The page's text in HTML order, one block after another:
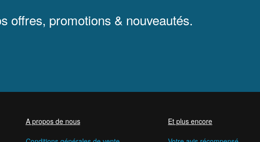
offres, promotions & nouveautés.
A propos de nous Et plus encore